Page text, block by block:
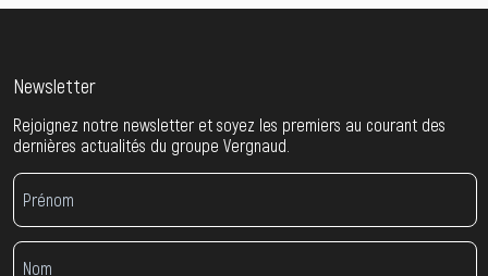
Newsletter
Rejoignez notre newsletter et soyez les premiers au courant des
dernières actualités du groupe Vergnaud.